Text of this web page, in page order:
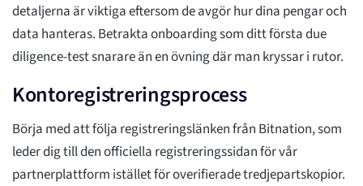
detaljerna är viktiga eftersom de avgör hur dina pengar och
data hanteras. Betrakta onboarding som ditt första due
diligence-test snarare än en övning där man kryssar i rutor.
Kontoregistreringsprocess
Börja med att följa registreringslänken från Bitnation, som
leder dig till den officiella registreringssidan för vår
partnerplattform istället för overifierade tredjepartskopior.